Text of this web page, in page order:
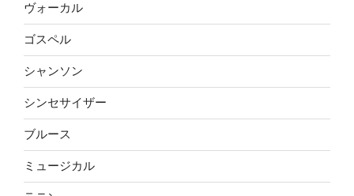
ヴォーカル
ゴスペル
シャンソン
シンセサイザー
ブルース
ミュージカル